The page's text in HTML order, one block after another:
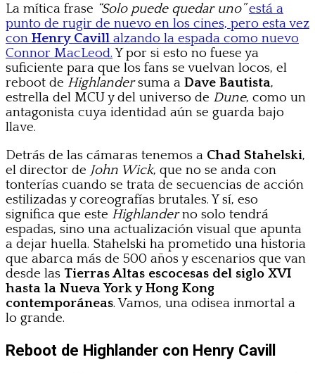
La mítica frase “Solo puede quedar uno” está a
punto de rugir de nuevo en los cines, pero esta vez
con Henry Cavill alzando la espada como nuevo
Connor MacLeod.Y por si esto no fuese ya
suficiente para que los fans se vuelvan locos, el
reboot de Highlandersuma a Dave Bautista,
estrella del MCU y del universo de Dune, como un
antagonista cuya identidad aún se guarda bajo
llave.
Detrás de las cámaras tenemos a Chad Stahelski,
el director de John Wick, que no se anda con
tonterías cuando se trata de secuencias de acción
estilizadas y coreografías brutales. Y sí, eso
significa que este Highlanderno solo tendrá
espadas, sino una actualización visual que apunta
a dejar huella. Stahelski ha prometido una historia
que abarca más de 500 años y escenarios que van
desde las Tierras Altas escocesas del siglo XVI
hasta la Nueva York y Hong Kong
contemporáneas. Vamos, una odisea inmortal a
lo grande.
Reboot de Highlander con Henry Cavill